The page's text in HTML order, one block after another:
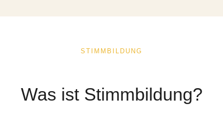
STIMMBILDUNG
Was ist Stimmbildung?